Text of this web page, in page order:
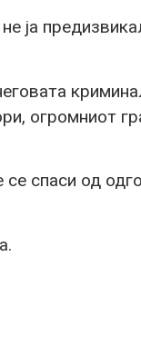
ја
огромниот
спаси од